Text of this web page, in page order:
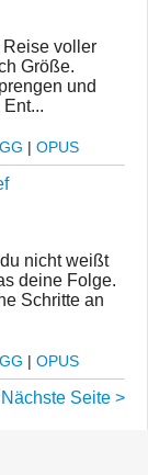
Reise voller
Größe.
und
| OPUS
nicht weißt
deine Folge.
Schritte an
| OPUS
Nächste Seite >